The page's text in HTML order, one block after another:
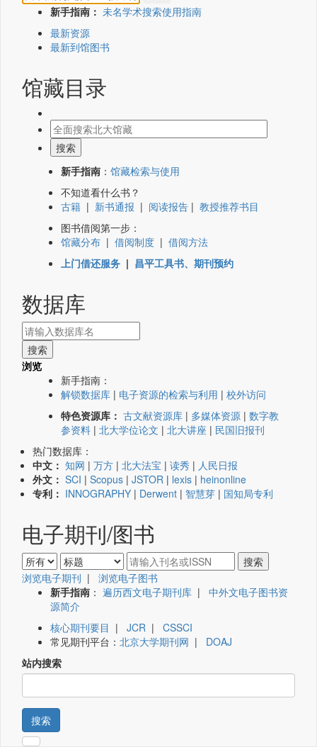
新手指南： 未名学术搜索使用指南
最新资源
最新到馆图书
馆藏目录
新手指南 ： 馆藏检索与使用
不知道看什么书？
古籍 | 新书通报 | 阅读报告 | 教授推荐书目
图书借阅第一步：
馆藏分布 | 借阅制度 | 借阅方法
上门借还服务 | 昌平工具书、期刊预约
数据库
浏览
新手指南：
解锁数据库 | 电子资源的检索与利用 | 校外访问
特色资源库： 古文献资源库 | 多媒体资源 | 数字教
参资料 | 北大学位论文 | 北大讲座 | 民国旧报刊
热门数据库：
中文： 知网 | 万方 | 北大法宝 | 读秀 | 人民日报
外文： SCI | Scopus | JSTOR | lexis | heinonline
专利： INNOGRAPHY | Derwent | 智慧芽 | 国知局专利
电子期刊/图书
浏览电子期刊 | 浏览电子图书
新手指南 ： 遍历西文电子期刊库 | 中外文电子图书资
源简介
核心期刊要目 | JCR | CSSCI
常见期刊平台： 北京大学期刊网 | DOAJ
站内搜索
搜索